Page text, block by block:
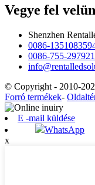
Vegye fel
Shenzhen
0086-
0086-755-
© Copyright - 2010-
Forró termékek-
E -mail küldése
WhatsApp
x